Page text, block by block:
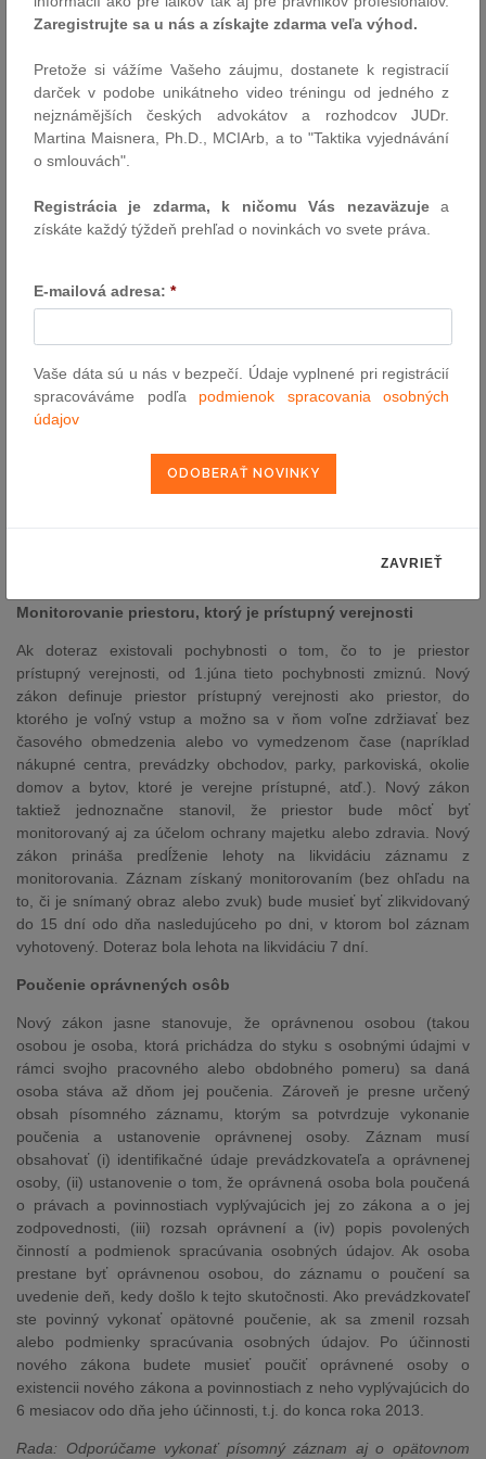
môcť spracovávať osobné údaje prostredníctvom subdodávateľa
zákon umožňuje, aby sprostredkovateľ za vás (t.j.
prevádzkovateľa) získaval a likvidoval osobné údaje, vybavoval
námietky dotknutých osôb, poskytoval im informácie a vykonával
prenos osobných údajov do členských štátov Európskej únie
alebo tretích krajín. Ak chcete preniesť tieto vaše povinnosti na
Doterajšie zmluvné vzťahy so sprostredkovateľom budete povinný
zosúladiť s novým zákonom do konca mája 2014.
Ako zamestnávateľ budete môcť, bez súhlasu zamestnanca,
zamestnanca, a to v rozsahu: titul, meno, priezvisko, jeho
zaradenie a kontaktné údaje (t.j. telefónne a faxové číslo,
pracovný email). Podmienkou je, aby takéto sprístupnenie alebo
zverejnenie bolo nevyhnutné na plnenie pracovných povinností.
zamestnanca. Nie je preto možné zverejniť abecedný zoznam
takýchto údajov je potrebné pre plnenie pracovných úloh
Monitorovanie priestoru, ktorý je prístupný verejnosti
Ak doteraz existovali pochybnosti o tom, čo to je priestor
prístupný verejnosti, od 1.júna tieto pochybnosti zmiznú. Nový
zákon definuje priestor prístupný verejnosti ako priestor, do
ktorého je voľný vstup a možno sa v ňom voľne zdržiavať bez
časového obmedzenia alebo vo vymedzenom čase (napríklad
nákupné centra, prevádzky obchodov, parky, parkoviská, okolie
domov a bytov, ktoré je verejne prístupné, atď.). Nový zákon
taktiež jednoznačne stanovil, že priestor bude môcť byť
monitorovaný aj za účelom ochrany majetku alebo zdravia. Nový
zákon prináša predĺženie lehoty na likvidáciu záznamu z
monitorovania. Záznam získaný monitorovaním (bez ohľadu na
to, či je snímaný obraz alebo zvuk) bude musieť byť zlikvidovaný
do 15 dní odo dňa nasledujúceho po dni, v ktorom bol záznam
vyhotovený. Doteraz bola lehota na likvidáciu 7 dní.
Poučenie oprávnených osôb
Nový zákon jasne stanovuje, že oprávnenou osobou (takou
osobou je osoba, ktorá prichádza do styku s osobnými údajmi v
rámci svojho pracovného alebo obdobného pomeru) sa daná
osoba stáva až dňom jej poučenia. Zároveň je presne určený
obsah písomného záznamu, ktorým sa potvrdzuje vykonanie
poučenia a ustanovenie oprávnenej osoby. Záznam musí
obsahovať (i) identifikačné údaje prevádzkovateľa a oprávnenej
osoby, (ii) ustanovenie o tom, že oprávnená osoba bola poučená
o právach a povinnostiach vyplývajúcich jej zo zákona a o jej
zodpovednosti, (iii) rozsah oprávnení a (iv) popis povolených
činností a podmienok spracúvania osobných údajov. Ak osoba
prestane byť oprávnenou osobou, do záznamu o poučení sa
uvedenie deň, kedy došlo k tejto skutočnosti. Ako prevádzkovateľ
ste povinný vykonať opätovné poučenie, ak sa zmenil rozsah
alebo podmienky spracúvania osobných údajov. Po účinnosti
nového zákona budete musieť poučiť oprávnené osoby o
existencii nového zákona a povinnostiach z neho vyplývajúcich do
6 mesiacov odo dňa jeho účinnosti, t.j. do konca roka 2013.
Rada: Odporúčame vykonať písomný záznam aj o opätovnom
Zaregistrujte sa u nás a získajte zdarma veľa výhod.
Pretože si vážíme Vašeho záujmu, dostanete k registracií
darček v podobe unikátneho video tréningu od jedného z
nejznámějších českých advokátov a rozhodcov JUDr.
Martina Maisnera, Ph.D., MCIArb, a to "Taktika vyjednávání
o smlouvách".
Registrácia je zdarma, k ničomu Vás nezaväzujea
získáte každý týždeň prehľad o novinkách vo svete práva.
E-mailová adresa: *
Vaše dáta sú u nás v bezpečí. Údaje vyplnené pri registrácií
spracováváme podľa podmienok spracovania osobných
údajov
ZAVRIEŤ